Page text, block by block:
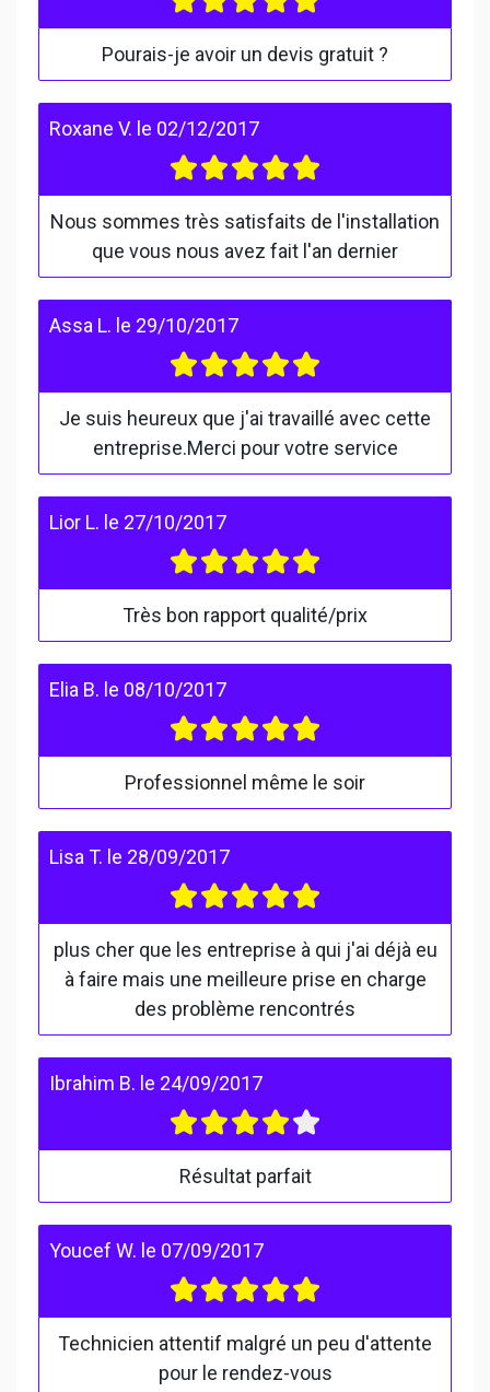
Pourais-je avoir un devis gratuit ?
Roxane V. le 02/12/2017
Nous sommes très satisfaits de l'installation
que vous nous avez fait l'an dernier
Assa L. le 29/10/2017
Je suis heureux que j'ai travaillé avec cette
entreprise.Merci pour votre service
Lior L. le 27/10/2017
Très bon rapport qualité/prix
Elia B. le 08/10/2017
Professionnel même le soir
Lisa T. le 28/09/2017
plus cher que les entreprise à qui j'ai déjà eu
à faire mais une meilleure prise en charge
des problème rencontrés
Ibrahim B. le 24/09/2017
Résultat parfait
Youcef W. le 07/09/2017
Technicien attentif malgré un peu d'attente
pour le rendez-vous